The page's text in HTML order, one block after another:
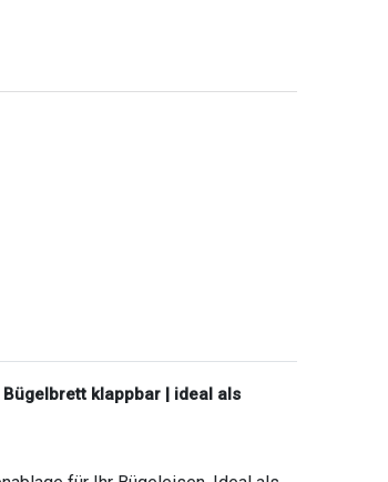
klappbar | ideal als